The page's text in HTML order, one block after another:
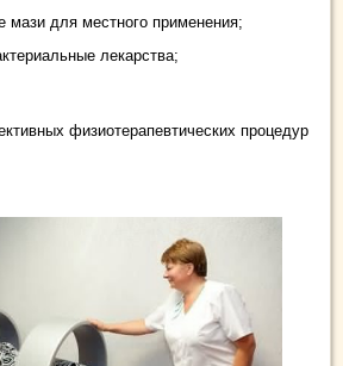
мази для местного применения;
лекарства;
физиотерапевтических процедур